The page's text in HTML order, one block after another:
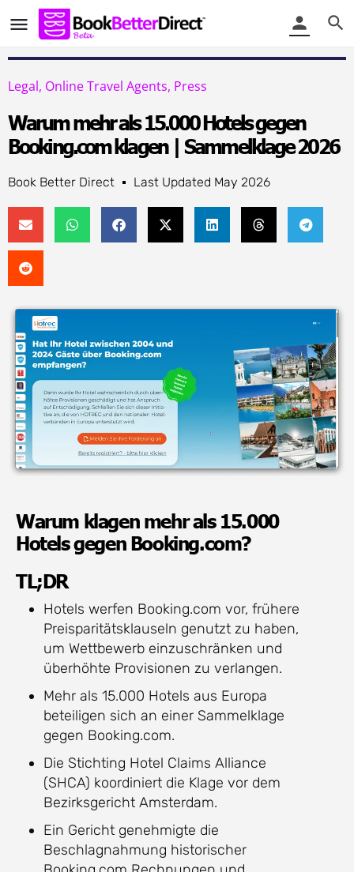
Legal, Online Travel Agents, Press
Warum mehr als 15.000 Hotels gegen
Booking.com klagen | Sammelklage 2026
Book Better Direct Last Updated May 2026
Warum klagen mehr als 15.000
Hotels gegen Booking.com?
TL;DR
Hotels werfen Booking.com vor, frühere
Preisparitätsklauseln genutzt zu haben,
um Wettbewerb einzuschränken und
überhöhte Provisionen zu verlangen.
Mehr als 15.000 Hotels aus Europa
beteiligen sich an einer Sammelklage
gegen Booking.com.
Die Stichting Hotel Claims Alliance
(SHCA) koordiniert die Klage vor dem
Bezirksgericht Amsterdam.
Ein Gericht genehmigte die
Beschlagnahmung historischer